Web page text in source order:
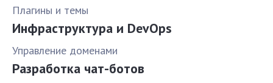
Плагины и темы
Инфраструктура и DevOps
Управление доменами
Разработка чат-ботов